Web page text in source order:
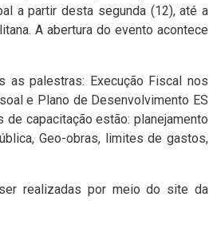
a partir desta segunda (12), até a
A abertura do evento acontece
as palestras: Execução Fiscal nos
e Plano de Desenvolvimento ES
capacitação estão: planejamento
Geo-obras, limites de gastos,
realizadas por meio do site da